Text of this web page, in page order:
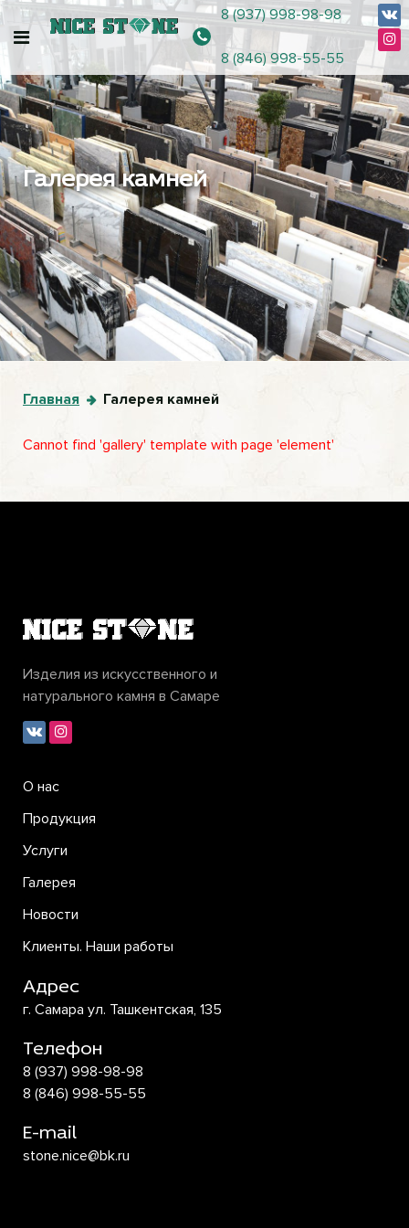
8 (937) 998-98-98
8 (846) 998-55-55
Галерея камней
Главная Галерея камней
Cannot find 'gallery' template with page 'element'
Изделия из искусственного и
натурального камня в Самаре
О нас
Продукция
Услуги
Галерея
Новости
Клиенты. Наши работы
Адрес
г. Самара ул. Ташкентская, 135
Телефон
8 (937) 998-98-98
8 (846) 998-55-55
E-mail
stone.nice@bk.ru